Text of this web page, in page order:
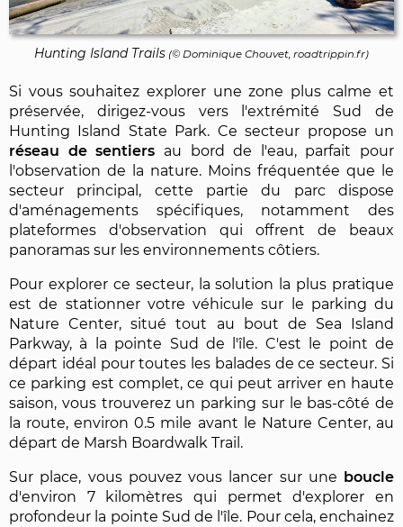
Hunting Island Trails (© Dominique Chouvet, roadtrippin.fr)
Si vous souhaitez explorer une zone plus calme et
préservée, dirigez-vous vers l'extrémité Sud de
Hunting Island State Park. Ce secteur propose un
réseau de sentiers au bord de l'eau, parfait pour
l'observation de la nature. Moins fréquentée que le
secteur principal, cette partie du parc dispose
d'aménagements spécifiques, notamment des
plateformes d'observation qui offrent de beaux
panoramas sur les environnements côtiers.
Pour explorer ce secteur, la solution la plus pratique
est de stationner votre véhicule sur le parking du
Nature Center, situé tout au bout de Sea Island
Parkway, à la pointe Sud de l'île. C'est le point de
départ idéal pour toutes les balades de ce secteur. Si
ce parking est complet, ce qui peut arriver en haute
saison, vous trouverez un parking sur le bas-côté de
la route, environ 0.5 mile avant le Nature Center, au
départ de Marsh Boardwalk Trail.
Sur place, vous pouvez vous lancer sur une boucle
d'environ 7 kilomètres qui permet d'explorer en
profondeur la pointe Sud de l'île. Pour cela, enchainez